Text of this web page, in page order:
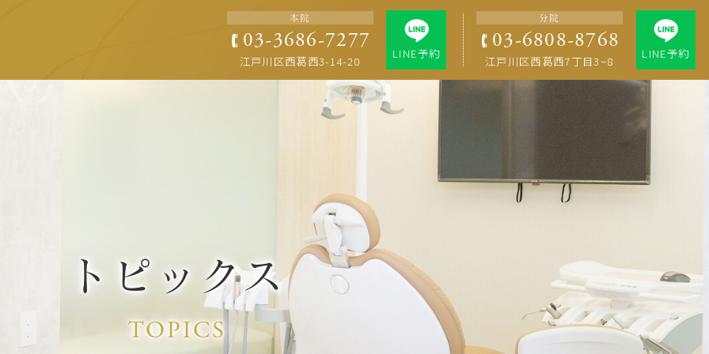
t838/clara-dental.com/public_html/wp-content/themes/res/functions.phpon line77
本院
03-3686-7277
江戸川区西葛西3-14-20
LINE予約
分院
03-6808-8768
江戸川区西葛西7丁目3−8
LINE予約
トピックス
TOPICS